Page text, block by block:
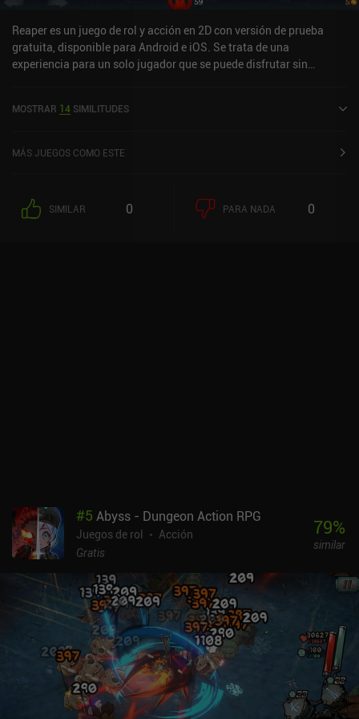
con un mando. Pero otras áreas carecen gravemente. En definitiva,
no es el juego de DMC que los fans esperaban, pero quizá puedas
disfrutarlo durante un tiempo.
Reaper es un juego de rol y acción en 2D con versión de prueba
gratuita, disponible para Android e iOS. Se trata de una
experiencia para un solo jugador que se puede disfrutar sin
septiembre de 2013 y tiene actualmente una puntuación de 4,2
MOSTRAR 14 SIMILITUDES
MÁS JUEGOS COMO ESTE
SIMILAR 0 PARA NADA 0
#5 Abyss - Dungeon Action RPG
Juegos de rol
Acción
Gratis
79%
similar